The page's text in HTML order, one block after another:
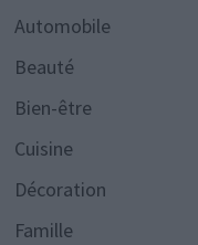
Automobile
Beauté
Bien-être
Cuisine
Décoration
Famille